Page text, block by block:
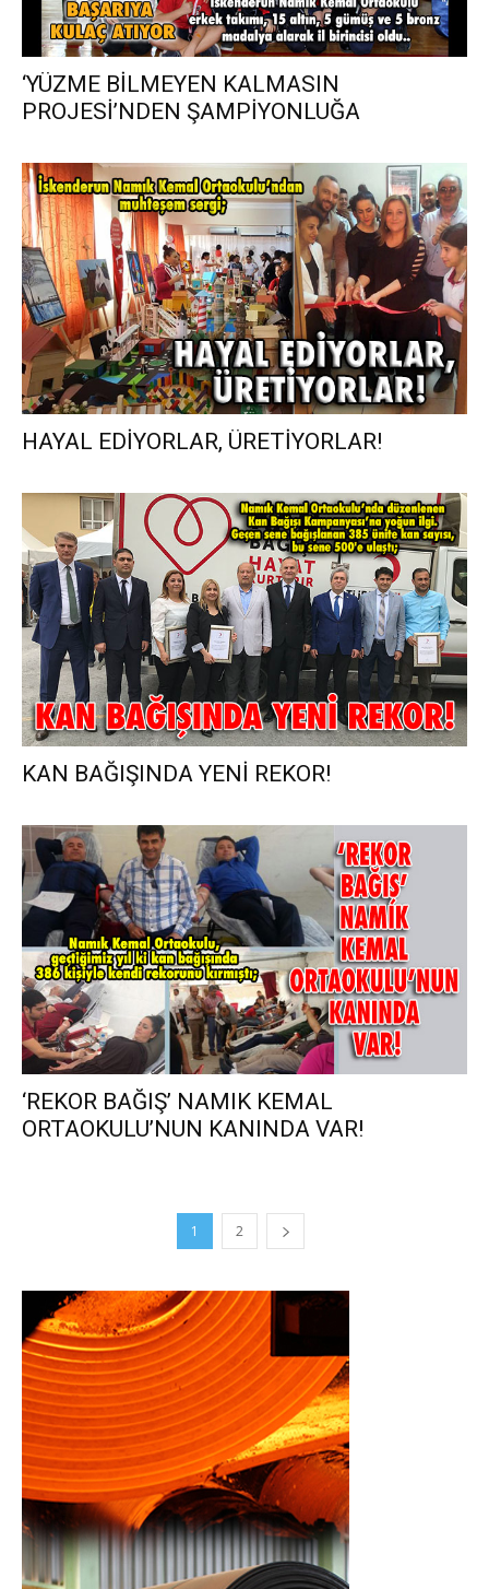
‘YÜZME BİLMEYEN KALMASIN
PROJESİ’NDEN ŞAMPİYONLUĞA
HAYAL EDİYORLAR, ÜRETİYORLAR!
KAN BAĞIŞINDA YENİ REKOR!
‘REKOR BAĞIŞ’ NAMIK KEMAL
ORTAOKULU’NUN KANINDA VAR!
1 2